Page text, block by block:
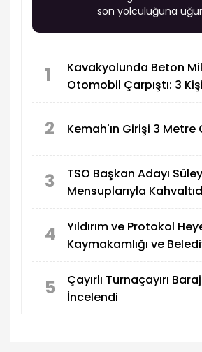
son yolculuğuna
1
Kavakyolunda Beton
Otomobil Çarpıştı: 3
2 Kemah'ın Girişi 3
3
TSO Başkan Adayı
Mensuplarıyla
4
Yıldırım ve Protokol
Kaymakamlığı ve
5
Çayırlı Turnaçayırı
İncelendi